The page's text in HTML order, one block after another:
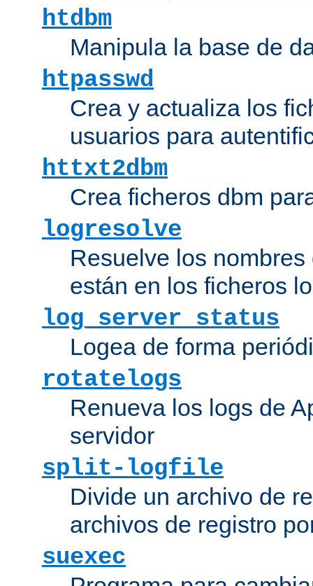
htdbm
Manipula la base de
htpasswd
Crea y actualiza los
usuarios para
httxt2dbm
Crea ficheros dbm
logresolve
Resuelve los
están en los ficheros
log_server_status
Logea de forma
rotatelogs
Renueva los logs de
servidor
split-logfile
Divide un archivo de
archivos de registro
suexec